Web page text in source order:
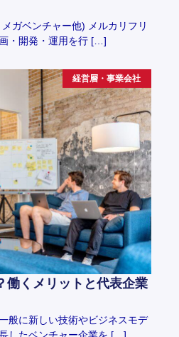
ガベンチャー他) メルカリフリ
・開発・運用を行 […]
経営層・事業会社
働くメリットと代表企業
般に新しい技術やビジネスモデ
したベンチャー企業を […]